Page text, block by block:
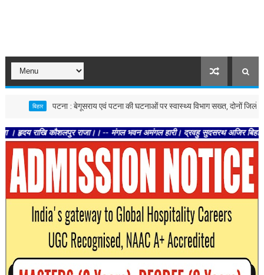
पटना : बेगूसराय एवं पटना की घटनाओं पर स्वास्थ्य विभाग सख्त, दोनों जिलों में जांच के
कौशलपुर राजा।। -- मंगल भवन अमंगल हारी। द्रवहु सुदसरथ अजिर बिहारी ।। --